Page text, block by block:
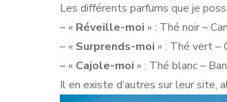
Les différents parfums que je
– « Réveille-moi » : Thé noir –
– « Surprends-moi » : Thé vert –
– « Cajole-moi » : Thé blanc –
Il en existe d’autres sur leur site,